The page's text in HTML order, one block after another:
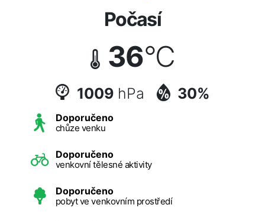
Počasí
36°C
1009 hPa 30%
Doporučeno
chůze venku
Doporučeno
venkovní tělesné aktivity
Doporučeno
pobyt ve venkovním prostředí